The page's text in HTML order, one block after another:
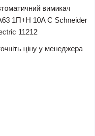
вимикач
1П+Н 10A C Schneider
11212
ціну у менеджера